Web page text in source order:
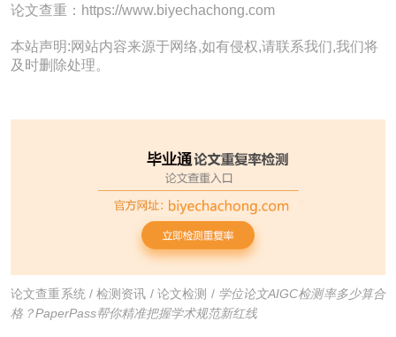
论文查重：https://www.biyechachong.com
本站声明:网站内容来源于网络,如有侵权,请联系我们,我们将
及时删除处理。
论文查重系统/检测资讯 / 论文检测 / 学位论文AIGC检测率多少算合
格？PaperPass帮你精准把握学术规范新红线